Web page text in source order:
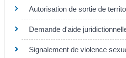
Autorisation de sortie de
Demande d'aide
Signalement de violence